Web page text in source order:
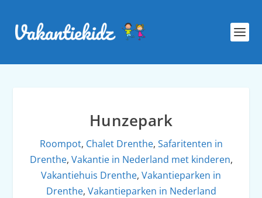
Hunzepark
Roompot, Chalet Drenthe, Safaritenten in
Drenthe, Vakantie in Nederland met kinderen,
Vakantiehuis Drenthe, Vakantieparken in
Drenthe, Vakantieparken in Nederland